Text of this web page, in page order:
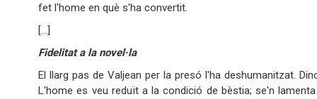
fet l'home en què s'ha convertit.
[…]
Fidelitat a la novel·la
El llarg pas de Valjean per la presó l'ha deshumanitzat.
L'home es veu reduït a la condició de bèstia; se'n